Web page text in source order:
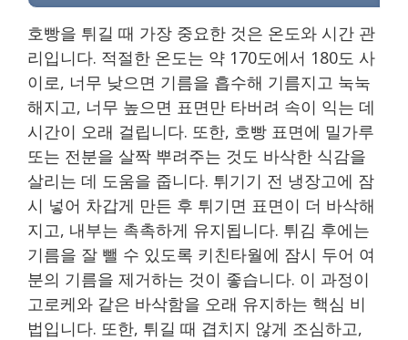
호빵을 튀길 때 가장 중요한 것은 온도와 시간 관
리입니다. 적절한 온도는 약 170도에서 180도 사
이로, 너무 낮으면 기름을 흡수해 기름지고 눅눅
해지고, 너무 높으면 표면만 타버려 속이 익는 데
시간이 오래 걸립니다. 또한, 호빵 표면에 밀가루
또는 전분을 살짝 뿌려주는 것도 바삭한 식감을
살리는 데 도움을 줍니다. 튀기기 전 냉장고에 잠
시 넣어 차갑게 만든 후 튀기면 표면이 더 바삭해
지고, 내부는 촉촉하게 유지됩니다. 튀김 후에는
기름을 잘 뺄 수 있도록 키친타월에 잠시 두어 여
분의 기름을 제거하는 것이 좋습니다. 이 과정이
고로케와 같은 바삭함을 오래 유지하는 핵심 비
법입니다. 또한, 튀길 때 겹치지 않게 조심하고,